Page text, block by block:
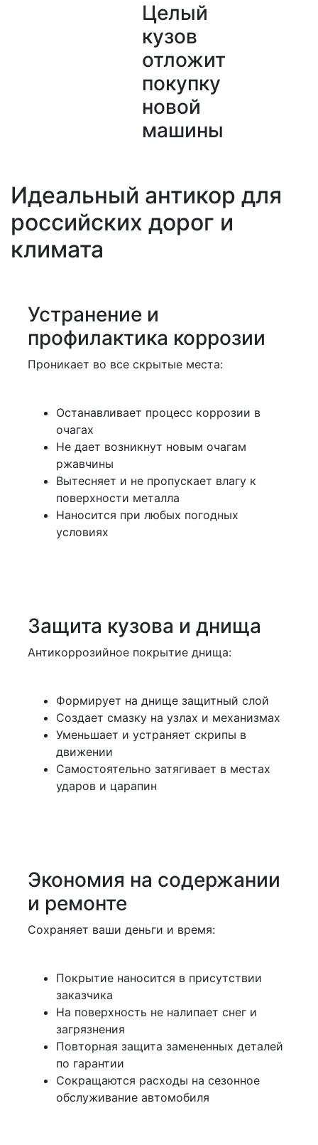
Целый
кузов
отложит
покупку
новой
машины
Идеальный антикор для
российских дорог и
климата
Устранение и
профилактика коррозии
Проникает во все скрытые места:
Останавливает процесс коррозии в
очагах
Не дает возникнут новым очагам
ржавчины
Вытесняет и не пропускает влагу к
поверхности металла
Наносится при любых погодных
условиях
Защита кузова и днища
Антикоррозийное покрытие днища:
Формирует на днище защитный слой
Создает смазку на узлах и механизмах
Уменьшает и устраняет скрипы в
движении
Самостоятельно затягивает в местах
ударов и царапин
Экономия на содержании
и ремонте
Сохраняет ваши деньги и время:
Покрытие наносится в присутствии
заказчика
На поверхность не налипает снег и
загрязнения
Повторная защита замененных деталей
по гарантии
Сокращаются расходы на сезонное
обслуживание автомобиля